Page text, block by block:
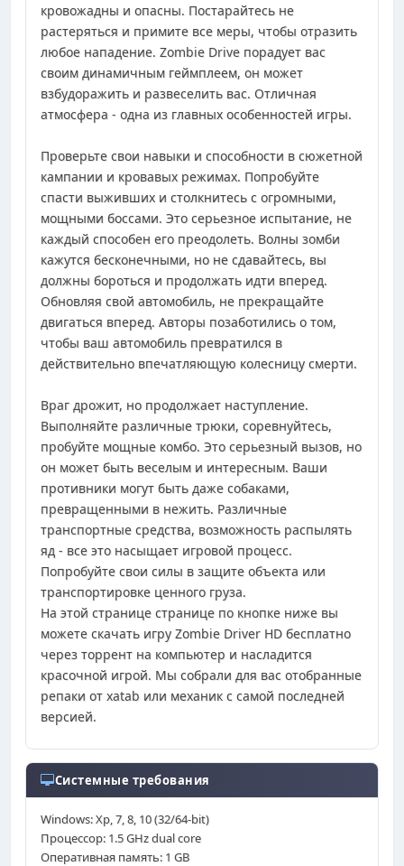
кровожадны и опасны. Постарайтесь не
растеряться и примите все меры, чтобы отразить
любое нападение. Zombie Drive порадует вас
своим динамичным геймплеем, он может
взбудоражить и развеселить вас. Отличная
атмосфера - одна из главных особенностей игры.
Проверьте свои навыки и способности в сюжетной
кампании и кровавых режимах. Попробуйте
спасти выживших и столкнитесь с огромными,
мощными боссами. Это серьезное испытание, не
каждый способен его преодолеть. Волны зомби
кажутся бесконечными, но не сдавайтесь, вы
должны бороться и продолжать идти вперед.
Обновляя свой автомобиль, не прекращайте
двигаться вперед. Авторы позаботились о том,
чтобы ваш автомобиль превратился в
действительно впечатляющую колесницу смерти.
Враг дрожит, но продолжает наступление.
Выполняйте различные трюки, соревнуйтесь,
пробуйте мощные комбо. Это серьезный вызов, но
он может быть веселым и интересным. Ваши
противники могут быть даже собаками,
превращенными в нежить. Различные
транспортные средства, возможность распылять
яд - все это насыщает игровой процесс.
Попробуйте свои силы в защите объекта или
транспортировке ценного груза.
На этой странице странице по кнопке ниже вы
можете скачать игру Zombie Driver HD бесплатно
через торрент на компьютер и насладится
красочной игрой. Мы собрали для вас отобранные
репаки от xatab или механик с самой последней
версией.
Системные требования
Windows: Xp, 7, 8, 10 (32/64-bit)
Процессор: 1.5 GHz dual core
Оперативная память: 1 GB